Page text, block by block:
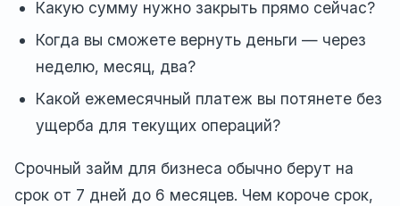
Какую сумму нужно закрыть прямо сейчас?
Когда вы сможете вернуть деньги — через
неделю, месяц, два?
Какой ежемесячный платеж вы потянете без
ущерба для текущих операций?
Срочный займ для бизнеса обычно берут на
срок от 7 дней до 6 месяцев. Чем короче срок,